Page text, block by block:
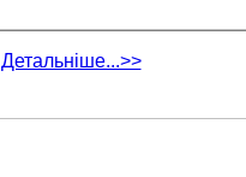
Детальніше...>>